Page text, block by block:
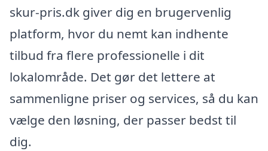
skur-pris.dk giver dig en brugervenlig
platform, hvor du nemt kan indhente
tilbud fra flere professionelle i dit
lokalområde. Det gør det lettere at
sammenligne priser og services, så du kan
vælge den løsning, der passer bedst til
dig.